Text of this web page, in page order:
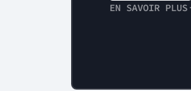
EN SAVOIR PLUS